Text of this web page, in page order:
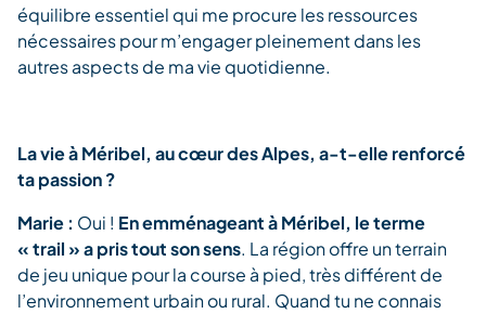
équilibre essentiel qui me procure les ressources
nécessaires pour m’engager pleinement dans les
autres aspects de ma vie quotidienne.
La vie à Méribel, au cœur des Alpes, a-t-elle renforcé
ta passion ?
Marie : Oui ! En emménageant à Méribel, le terme
« trail » a pris tout son sens. La région offre un terrain
de jeu unique pour la course à pied, très différent de
l’environnement urbain ou rural. Quand tu ne connais